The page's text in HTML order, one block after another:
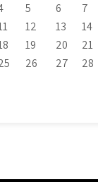
5 6 7
12 13 14
19 20 21
26 27 28